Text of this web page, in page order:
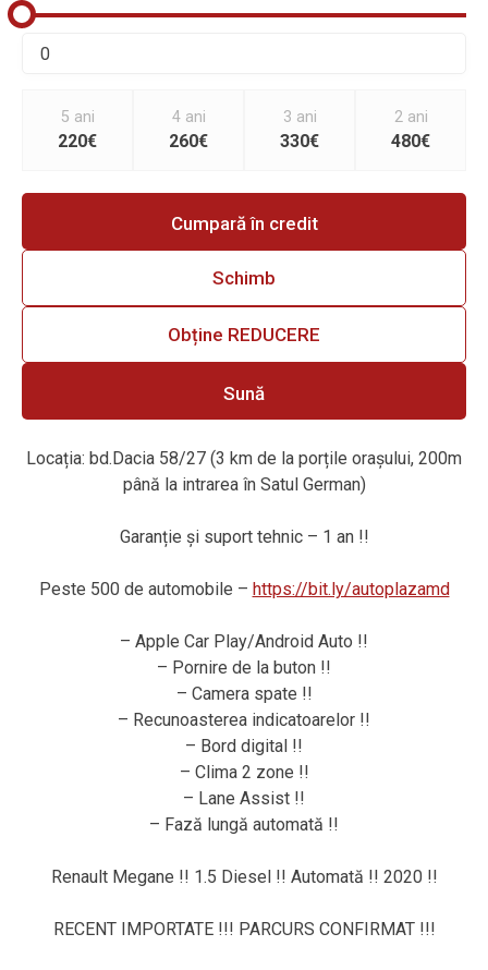
5 ani
220€
4 ani
260€
3 ani
330€
2 ani
480€
Cumpară în credit
Schimb
Obține REDUCERE
Sună
Locația: bd.Dacia 58/27 (3 km de la porțile orașului, 200m
până la intrarea în Satul German)
Garanție și suport tehnic – 1 an !!
Peste 500 de automobile – https://bit.ly/autoplazamd
– Apple Car Play/Android Auto !!
– Pornire de la buton !!
– Camera spate !!
– Recunoasterea indicatoarelor !!
– Bord digital !!
– Clima 2 zone !!
– Lane Assist !!
– Fază lungă automată !!
Renault Megane !! 1.5 Diesel !! Automată !! 2020 !!
RECENT IMPORTATE !!! PARCURS CONFIRMAT !!!